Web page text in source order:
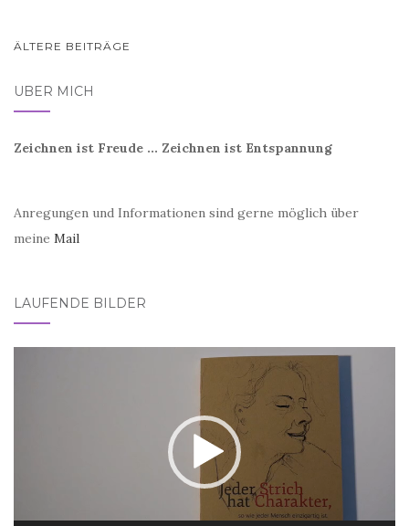
BEITRAGSNAVIGATION
ÄLTERE BEITRÄGE
ÜBER MICH
Zeichnen ist Freude ... Zeichnen ist Entspannung
Anregungen und Informationen sind gerne möglich über
meine Mail
LAUFENDE BILDER